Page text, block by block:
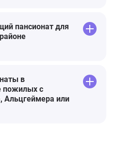
пансионат для
в
пожилых с
Альцгеймера или